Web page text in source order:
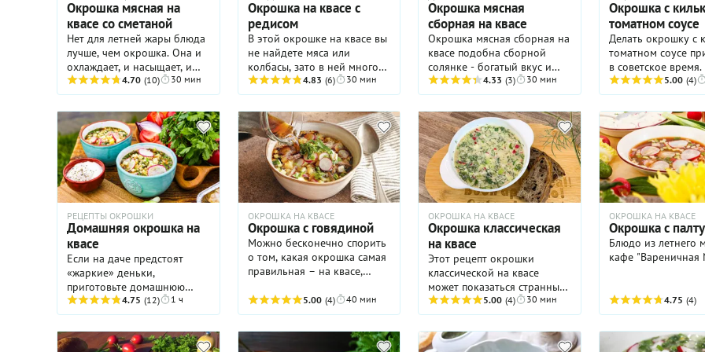
собирается сдавать
позиций!
какие продукты нужны для
окрошки и как ее
Окрошка мясная на
квасе со сметаной
Нет для летней жары блюда
лучше, чем окрошка. Она и
охлаждает, и насыщает, и
восполняет минеральный
баланс. Да и готовить ее
проще простого - сварить
картошку, мясо и яйца
можно хоть за день, хоть за
два, а собрать
непосредтвенно перед
подачей.
4.70 (10) 30 мин
Окрошка на квасе с
редисом
В этой окрошке на квасе вы
не найдете мяса или
колбасы, зато в ней много
хрустящей, сочной редиски.
Да и не всем и не всегда
хочется мяса, а такая
окрошка с редисом будет
отличным началом обеда.
4.83 (6) 30 мин
Окрошка мясная
сборная на квасе
Окрошка мясная сборная на
квасе подобна сборной
солянке - богатый вкус и
много мясных продуктов.
Это не рецепт на скорую
руку, но для особого случая
стоит вспомнить именно о
нем. Для заядлых мясоедов
сборная мясная окрошка –
лучший вариант летнего
блюда! Суп по этому
рецепту выйдет особенно
приготовить любимую
окрошку на новый лад –
этот способ придется вам по
душе.
4.33 (3) 30 мин
Окрошка с
томатном соусе
Делать окрошку с
томатном соусе
в советское время.
всевозможные
консервов и эти –
самые
придумал рецепт
замалчивает. Для
приготовления
используют не
но и соус.
вилкой и добавить
остальным
Иногда такую
дополняют
пошаговом рецепте
консервированной
вареную колбасу.
5.00 (4)
РЕЦЕПТЫ ОКРОШКИ
Домашняя окрошка на
квасе
Если на даче предстоят
«жаркие» деньки,
приготовьте домашнюю
окрошку на квасе, которая
станет настоящим
спасением для тела и души.
Именно она поддержит вас
4.75 (12) 1 ч
ОКРОШКА НА КВАСЕ
Окрошка с говядиной
Можно бесконечно спорить
о том, какая окрошка самая
правильная – на квасе,
самая правильная, конечно,
та, которая нравится
5.00 (4) 40 мин
ОКРОШКА НА КВАСЕ
Окрошка классическая
на квасе
Этот рецепт окрошки
классической на квасе
может показаться странным,
ведь в ней нет ни мяса, ни
колбасы. Однако такой
вариант вполне имеет право
на существование!
5.00 (4) 30 мин
ОКРОШКА НА КВАСЕ
Окрошка с
Блюдо из летнего
кафе "Вареничная
4.75 (4)